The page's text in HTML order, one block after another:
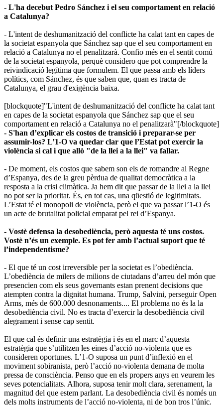
- L'ha decebut Pedro Sánchez i el seu comportament en relació
a Catalunya?
- L'intent de deshumanització del conflicte ha calat tant en capes de
la societat espanyola que Sánchez sap que el seu comportament en
relació a Catalunya no el penalitzarà. Confio més en el sentit comú
de la societat espanyola, perquè considero que pot comprendre la
reivindicació legítima que formulem. El que passa amb els líders
polítics, com Sánchez, és que saben que, quan es tracta de
Catalunya, el grau d'exigència baixa.
[blockquote]"L'intent de deshumanització del conflicte ha calat tant
en capes de la societat espanyola que Sánchez sap que el seu
comportament en relació a Catalunya no el penalitzarà"[/blockquote]
- S'han d’explicar els costos de transició i preparar-se per
assumir-los? L’1-O va quedar clar que l’Estat pot exercir la
violència si cal i que allò "de la llei a la llei" va fallar.
- De moment, els costos que sabem son els de romandre al Regne
d’Espanya, des de la greu pèrdua de qualitat democràtica a la
resposta a la crisi climàtica. Ja hem dit que passar de la llei a la llei
no pot ser la prioritat. És, en tot cas, una qüestió de legitimitats.
L’Estat té el monopoli de violència, però el que va passar l’1-O és
un acte de brutalitat policial emparat pel rei d’Espanya.
- Vostè defensa la desobediència, però aquesta té uns costos.
Vostè n’és un exemple. Es pot fer amb l’actual suport que té
l’independentisme?
- El que té un cost irreversible per la societat es l’obediència.
L’obediència de milers de milions de ciutadans d’arreu del món que
presencien com els seus governants estan prenent decisions que
atempten contra la dignitat humana. Trump, Salvini, perseguir Open
Arms, més de 600.000 desnonaments.... El problema no és la la
desobediència civil. No es tracta d’exercir la desobediència civil
alegrament i sense cap sentit.
El que cal és definir una estratègia i és en el marc d’aquesta
estratègia que s’utilitzen les eines d’acció no-violenta que es
consideren oportunes. L’1-O suposa un punt d’inflexió en el
moviment sobiranista, però l’acció no-violenta demana de molta
pressa de consciència. Penso que en els propers anys en veurem les
seves potencialitats. Alhora, suposa tenir molt clara, serenament, la
magnitud del que estem parlant. La desobediència civil és només un
dels molts instruments de l’acció no-violenta, ni de bon tros l’únic.